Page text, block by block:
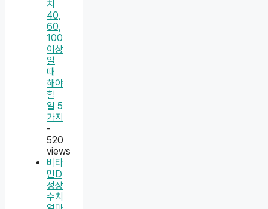
치
40,
60,
100
이상
일
때
해야
할
일 5
가지
-
520
views
비타
민D
정상
수치